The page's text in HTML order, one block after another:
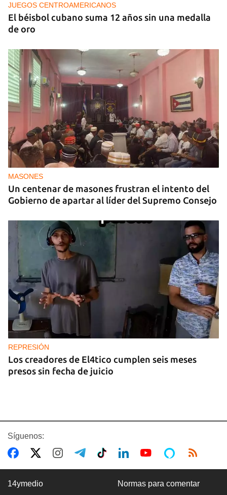
JUEGOS CENTROAMERICANOS
El béisbol cubano suma 12 años sin una medalla
de oro
MASONES
Un centenar de masones frustran el intento del
Gobierno de apartar al líder del Supremo Consejo
REPRESIÓN
Los creadores de El4tico cumplen seis meses
presos sin fecha de juicio
Síguenos:
14ymedio Normas para comentar